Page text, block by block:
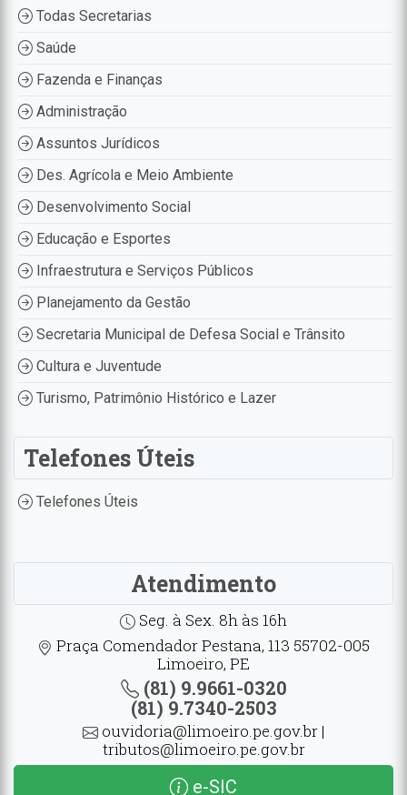
Todas Secretarias
Saúde
Fazenda e Finanças
Administração
Assuntos Jurídicos
Des. Agrícola e Meio Ambiente
Desenvolvimento Social
Educação e Esportes
Infraestrutura e Serviços Públicos
Planejamento da Gestão
Secretaria Municipal de Defesa Social e Trânsito
Cultura e Juventude
Turismo, Patrimônio Histórico e Lazer
Telefones Úteis
Telefones Úteis
Atendimento
Seg. à Sex. 8h às 16h
Praça Comendador Pestana, 113 55702-005
Limoeiro, PE
(81) 9.9661-0320
(81) 9.7340-2503
ouvidoria@limoeiro.pe.gov.br |
tributos@limoeiro.pe.gov.br
e-SIC